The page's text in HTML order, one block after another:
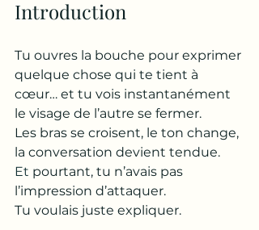
Introduction
Tu ouvres la bouche pour exprimer
quelque chose qui te tient à
cœur… et tu vois instantanément
le visage de l’autre se fermer.
Les bras se croisent, le ton change,
la conversation devient tendue.
Et pourtant, tu n’avais pas
l’impression d’attaquer.
Tu voulais juste expliquer.